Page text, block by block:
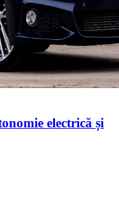
electrică și